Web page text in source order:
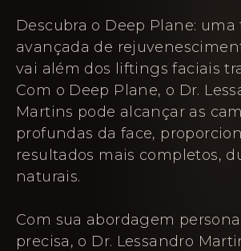
Descubra o Deep Plane: uma
avançada de
vai além dos liftings faciais
Com o Deep Plane, o Dr.
Martins pode alcançar as
profundas da face,
resultados mais completos,
naturais.
Com sua abordagem
precisa, o Dr. Lessandro